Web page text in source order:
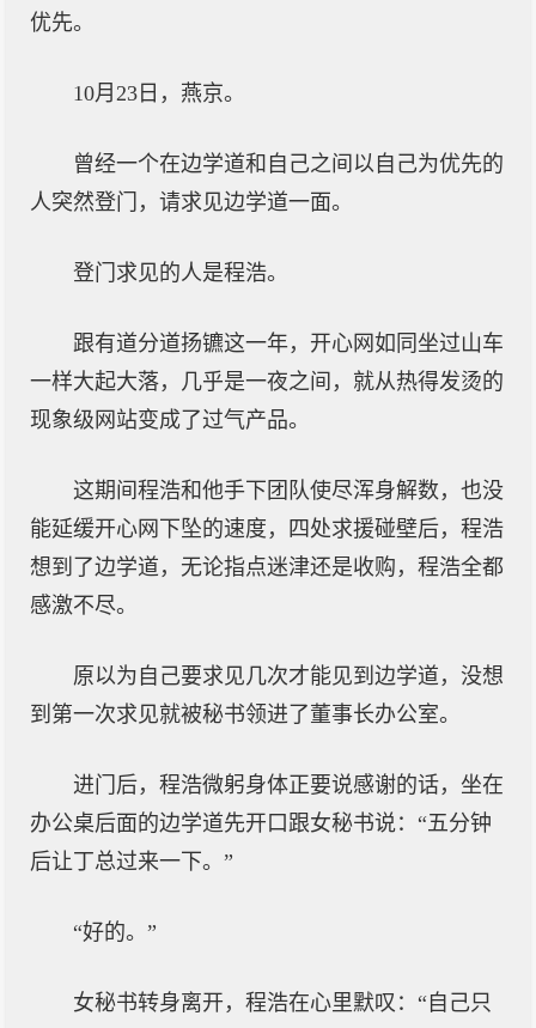
优先。
10月23日，燕京。
曾经一个在边学道和自己之间以自己为优先的
人突然登门，请求见边学道一面。
登门求见的人是程浩。
跟有道分道扬镳这一年，开心网如同坐过山车
一样大起大落，几乎是一夜之间，就从热得发烫的
现象级网站变成了过气产品。
这期间程浩和他手下团队使尽浑身解数，也没
能延缓开心网下坠的速度，四处求援碰壁后，程浩
想到了边学道，无论指点迷津还是收购，程浩全都
感激不尽。
原以为自己要求见几次才能见到边学道，没想
到第一次求见就被秘书领进了董事长办公室。
进门后，程浩微躬身体正要说感谢的话，坐在
办公桌后面的边学道先开口跟女秘书说：“五分钟
后让丁总过来一下。”
“好的。”
女秘书转身离开，程浩在心里默叹：“自己只